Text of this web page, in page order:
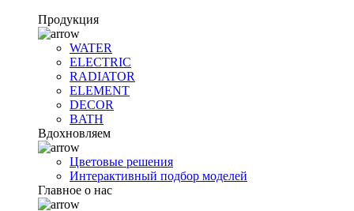
Продукция
WATER
ELECTRIC
RADIATOR
ELEMENT
DECOR
BATH
Вдохновляем
Цветовые решения
Интерактивный подбор моделей
Главное о нас